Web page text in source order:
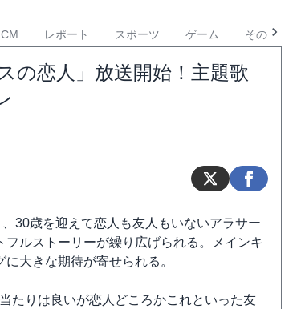
CM レポート スポーツ ゲーム その他
の恋人」放送開始！主題歌
30歳を迎えて恋人も友人もいないアラサー
ルストーリーが繰り広げられる。メインキ
大きな期待が寄せられる。
たりは良いが恋人どころかこれといった友